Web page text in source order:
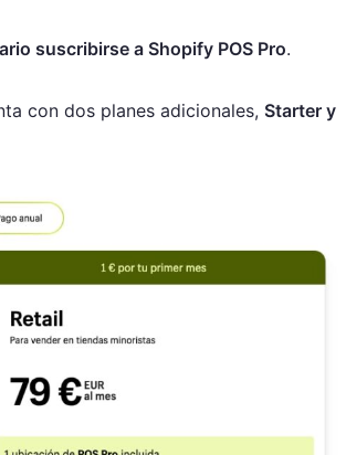
suscribirse a Shopify POS Pro.
con dos planes adicionales, Starter y